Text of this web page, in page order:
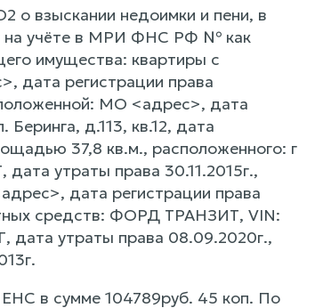
взыскании недоимки и пени, в
на учёте в МРИ ФНС РФ № как
имущества: квартиры с
дата регистрации права
МО <адрес>, дата
д.113, кв.12, дата
37,8 кв.м., расположенного: г
утраты права 30.11.2015г.,
дата регистрации права
средств: ФОРД ТРАНЗИТ, VIN:
дата утраты права 08.09.2020г.,
в сумме 104789руб. 45 коп. По